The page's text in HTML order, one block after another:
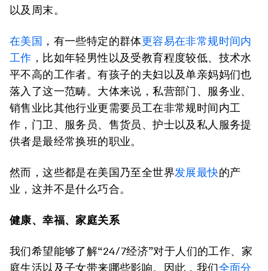
以及周末。
在美国 ，有一些特定的群体更容易在非常规时间内
工作 ，比如年轻男性以及受教育程度较低、技术水
平不高的工作者。有孩子的夫妇以及单亲妈妈们也
落入了这一范畴。大体来说，私营部门、服务业、
销售业比其他行业更需要员工在非常规时间内工
作，门卫、服务员、售货员、护士以及私人服务提
供者是最经常换班的职业。
然而，这些都是在美国乃至全世界发展最快的产
业，这并不是什么巧合。
健康、幸福、家庭关系
我们希望能够了解“24/7经济”对于人们的工作、家
庭生活以及子女带来哪些影响。因此，我们全面分